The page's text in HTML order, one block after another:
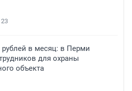
23
рублей в месяц: в Перми
для охраны
объекта